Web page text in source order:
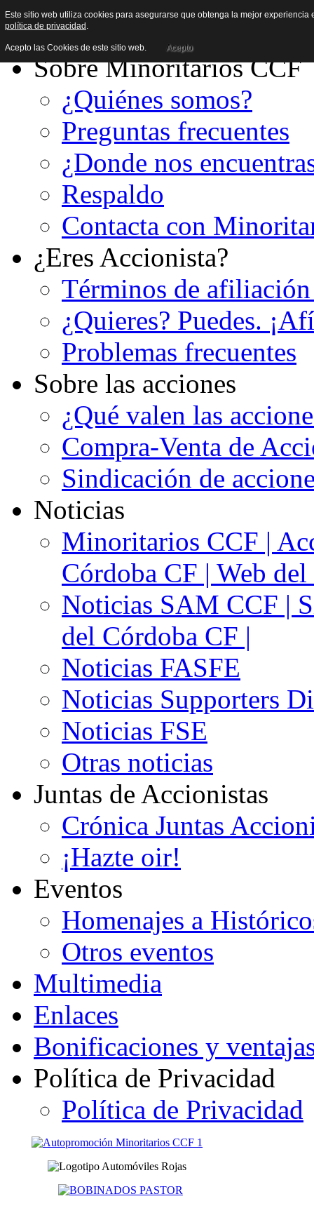
Sobre Minoritarios CCF
¿Quiénes somos?
Preguntas frecuentes
¿Donde nos
Respaldo
Contacta con
¿Eres Accionista?
Términos de
¿Quieres? Puedes.
Problemas frecuentes
Sobre las acciones
¿Qué valen las
Compra-Venta de
Sindicación de
Noticias
Minoritarios CCF |
Córdoba CF | Web
Noticias SAM CCF |
del Córdoba CF |
Noticias FASFE
Noticias Supporters
Noticias FSE
Otras noticias
Juntas de Accionistas
Crónica Juntas
¡Hazte oir!
Eventos
Homenajes a
Otros eventos
Multimedia
Enlaces
Bonificaciones y
Política de Privacidad
Política de Privacidad
Este sitio web utiliza cookies para asegurarse que obtenga la mejor
política de privacidad .
Acepto las Cookies de este sitio web. Acepto